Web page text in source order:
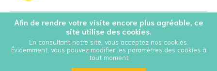
© Copyright 2026 Personnes Vivant avec le VIH - Tous droits
réservés
Conditions Générales d’Utilisation
Cookies
Afin de rendre votre visite encore plus agréable, ce
site utilise des cookies.
En consultant notre site, vous acceptez nos cookies.
Évidemment, vous pouvez modifier les paramètres des cookies à
tout moment